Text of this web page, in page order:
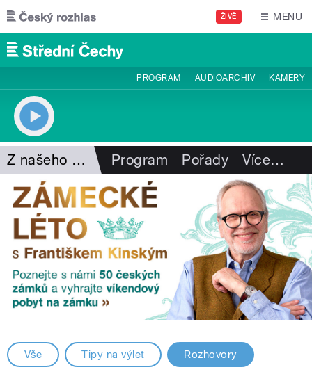
Přejít k hlavnímu obsahu
ŽIVĚ MENU
PROGRAM AUDIOARCHIV KAMERY
Z našeho vysílání Program Pořady Více…
Vše Tipy na výlet Rozhovory